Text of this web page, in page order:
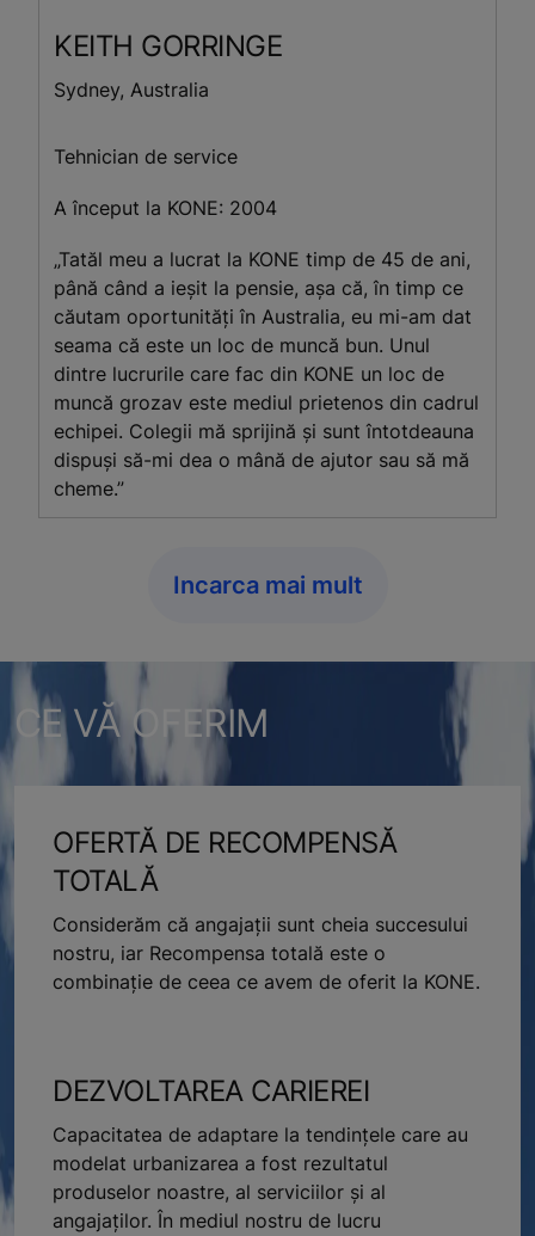
KEITH GORRINGE
Sydney, Australia
Tehnician de service
A început la KONE: 2004
„Tatăl meu a lucrat la KONE timp de 45 de ani,
până când a ieșit la pensie, așa că, în timp ce
căutam oportunități în Australia, eu mi-am dat
seama că este un loc de muncă bun. Unul
dintre lucrurile care fac din KONE un loc de
muncă grozav este mediul prietenos din cadrul
echipei. Colegii mă sprijină și sunt întotdeauna
dispuși să-mi dea o mână de ajutor sau să mă
cheme.”
Incarca mai mult
CE VĂ OFERIM
OFERTĂ DE RECOMPENSĂ
TOTALĂ
Considerăm că angajații sunt cheia succesului
nostru, iar Recompensa totală este o
combinație de ceea ce avem de oferit la KONE.
DEZVOLTAREA CARIEREI
Capacitatea de adaptare la tendințele care au
modelat urbanizarea a fost rezultatul
produselor noastre, al serviciilor și al
angajaților. În mediul nostru de lucru